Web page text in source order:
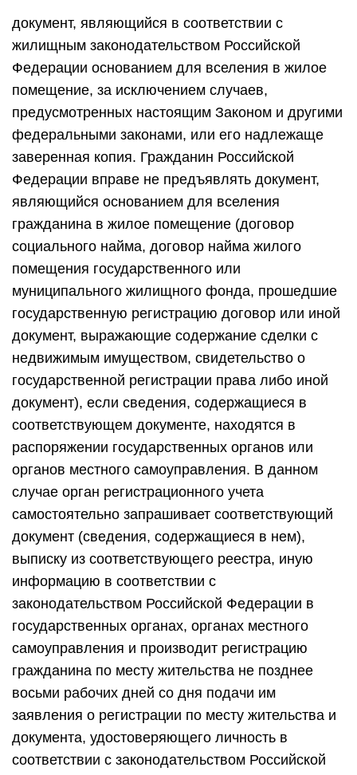
документ, являющийся в соответствии с
жилищным законодательством Российской
Федерации основанием для вселения в жилое
помещение, за исключением случаев,
предусмотренных настоящим Законом и другими
федеральными законами, или его надлежаще
заверенная копия. Гражданин Российской
Федерации вправе не предъявлять документ,
являющийся основанием для вселения
гражданина в жилое помещение (договор
социального найма, договор найма жилого
помещения государственного или
муниципального жилищного фонда, прошедшие
государственную регистрацию договор или иной
документ, выражающие содержание сделки с
недвижимым имуществом, свидетельство о
государственной регистрации права либо иной
документ), если сведения, содержащиеся в
соответствующем документе, находятся в
распоряжении государственных органов или
органов местного самоуправления. В данном
случае орган регистрационного учета
самостоятельно запрашивает соответствующий
документ (сведения, содержащиеся в нем),
выписку из соответствующего реестра, иную
информацию в соответствии с
законодательством Российской Федерации в
государственных органах, органах местного
самоуправления и производит регистрацию
гражданина по месту жительства не позднее
восьми рабочих дней со дня подачи им
заявления о регистрации по месту жительства и
документа, удостоверяющего личность в
соответствии с законодательством Российской